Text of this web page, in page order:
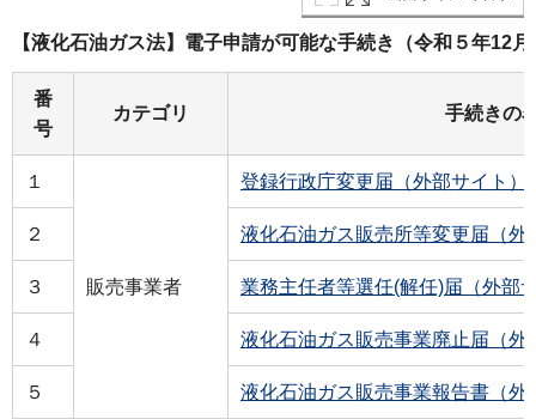
【液化石油ガス法】電子申請が可能な手続き（令和５年12
番
号
カテゴリ 手続きの
１
販売事業者
登録行政庁変更届（外部サイト）
２ 液化石油ガス販売所等変更届（外
３ 業務主任者等選任(解任)届（外部
４ 液化石油ガス販売事業廃止届（外
５ 液化石油ガス販売事業報告書（外